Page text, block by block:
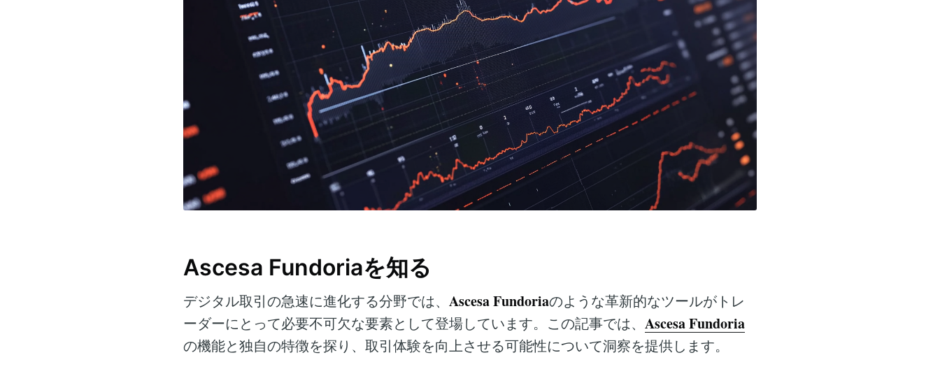
Ascesa Fundoriaを知る
デジタル取引の急速に進化する分野では、 Ascesa Fundoriaのような革新的なツールがトレ
ーダーにとって必要不可欠な要素として登場しています。この記事では、 Ascesa Fundoria
の機能と独自の特徴を探り、取引体験を向上させる可能性について洞察を提供します。